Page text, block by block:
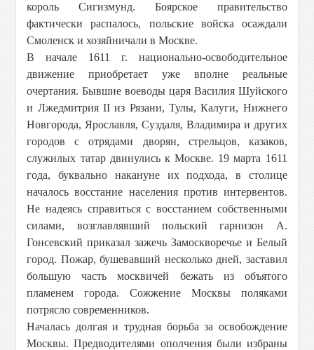
король Сигизмунд. Боярское правительство
фактически распалось, польские войска осаждали
Смоленск и хозяйничали в Москве.
В начале 1611 г. национально-освободительное
движение приобретает уже вполне реальные
очертания. Бывшие воеводы царя Василия Шуйского
и Лжедмитрия II из Рязани, Тулы, Калуги, Нижнего
Новгорода, Ярославля, Суздаля, Владимира и других
городов с отрядами дворян, стрельцов, казаков,
служилых татар двинулись к Москве. 19 марта 1611
года, буквально накануне их подхода, в столице
началось восстание населения против интервентов.
Не надеясь справиться с восстанием собственными
силами, возглавлявший польский гарнизон А.
Гонсевский приказал зажечь Замоскворечье и Белый
город. Пожар, бушевавший несколько дней, заставил
большую часть москвичей бежать из объятого
пламенем города. Сожжение Москвы поляками
потрясло современников.
Началась долгая и трудная борьба за освобождение
Москвы. Предводителями ополчения были избраны